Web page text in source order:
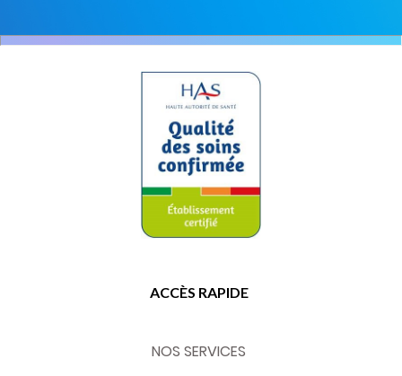
ACCÈS RAPIDE
NOS SERVICES